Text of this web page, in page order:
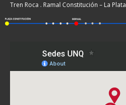
Tren Roca . Ramal Constitución – La Plata